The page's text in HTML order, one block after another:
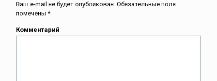
Ваш e-mail не будет опубликован. Обязательные поля
помечены *
Комментарий